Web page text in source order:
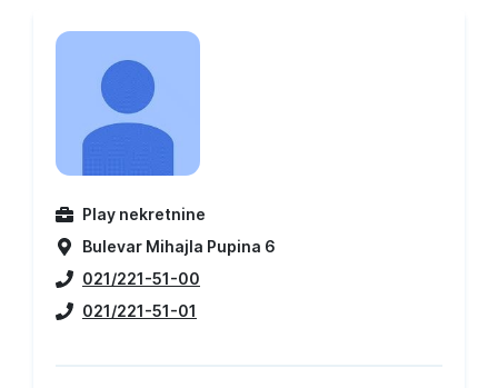
Play nekretnine
Bulevar Mihajla Pupina 6
021/221-51-00
021/221-51-01